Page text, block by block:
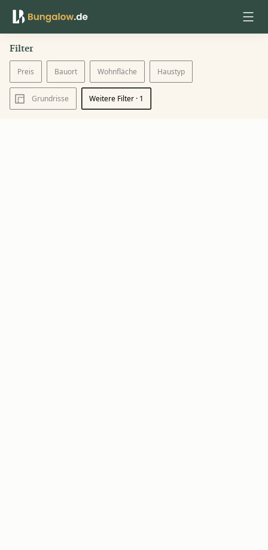
Anmelden
Filter
Preis Bauort Wohnfläche Haustyp
Grundrisse Weitere Filter · 1